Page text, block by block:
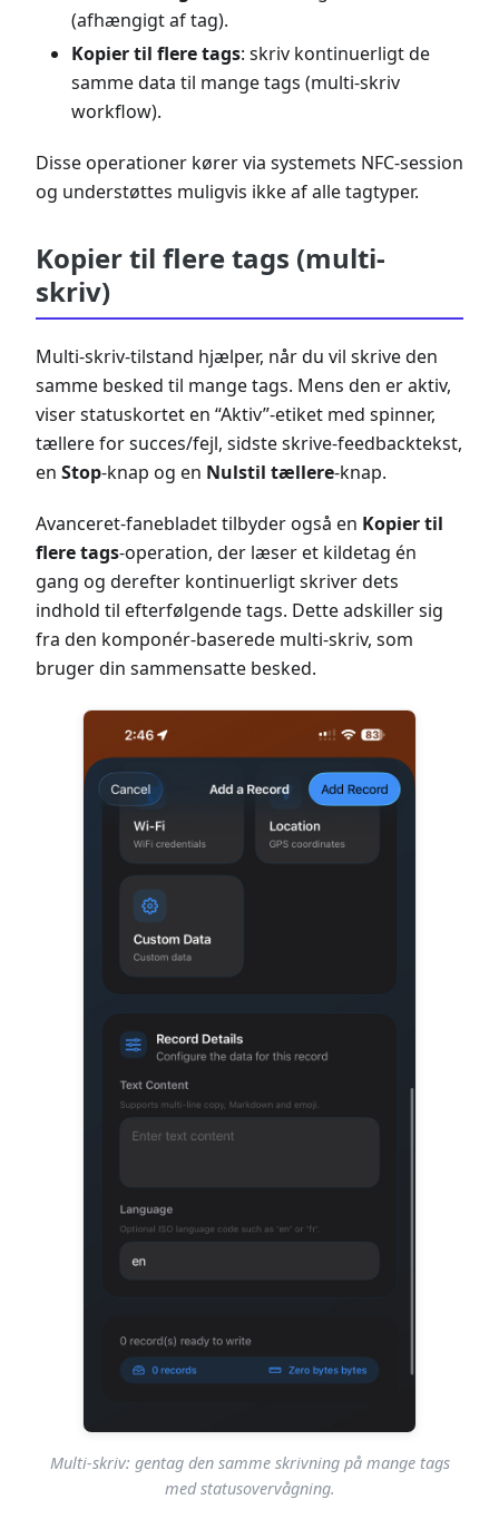
(afhængigt af tag).
Kopier til flere tags: skriv kontinuerligt de
samme data til mange tags (multi-skriv
workflow).
Disse operationer kører via systemets NFC-session
og understøttes muligvis ikke af alle tagtyper.
Kopier til flere tags (multi-
skriv)
Multi-skriv-tilstand hjælper, når du vil skrive den
samme besked til mange tags. Mens den er aktiv,
viser statuskortet en “Aktiv”-etiket med spinner,
tællere for succes/fejl, sidste skrive-feedbacktekst,
en Stop-knap og en Nulstil tællere-knap.
Avanceret-fanebladet tilbyder også en Kopier til
flere tags-operation, der læser et kildetag én
gang og derefter kontinuerligt skriver dets
indhold til efterfølgende tags. Dette adskiller sig
fra den komponér-baserede multi-skriv, som
bruger din sammensatte besked.
Multi-skriv: gentag den samme skrivning på mange tags
med statusovervågning.